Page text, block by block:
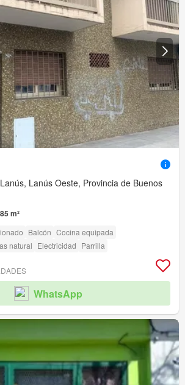
Lanús Oeste, Provincia de Buenos
85 m²
Balcón Cocina equipada
natural Electricidad Parrilla
WhatsApp